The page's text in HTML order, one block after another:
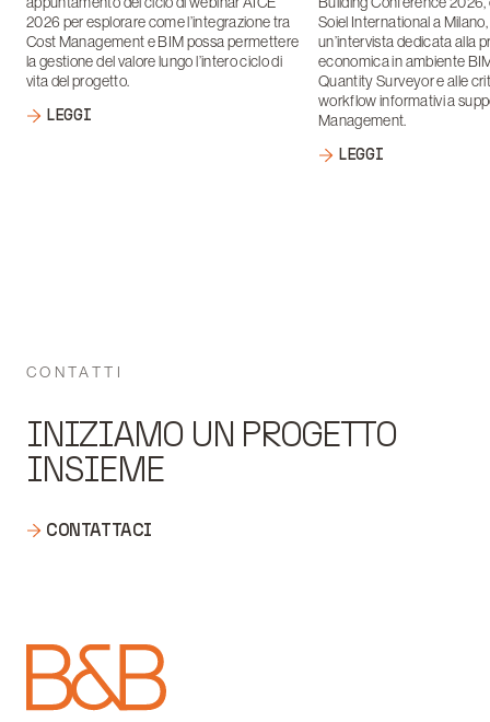
2026 per esplorare come l’integrazione tra
Cost Management e BIM possa permettere
la gestione del valore lungo l’intero ciclo di
vita del progetto.
LEGGI
Soiel International a
un’intervista dedicata alla
economica in ambiente
Quantity Surveyor e alle
workflow informativi a
Management.
LEGGI
CONTATTI
INIZIAMO UN PROGETTO
INSIEME
CONTATTACI